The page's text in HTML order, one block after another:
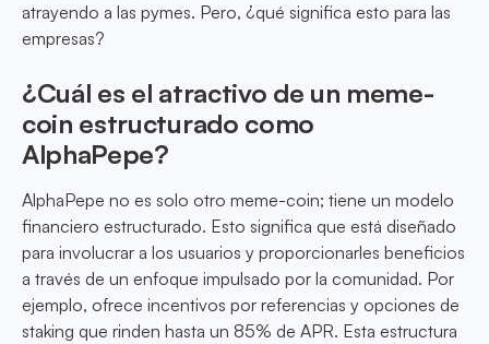
atrayendo a las pymes. Pero, ¿qué significa esto para las
empresas?
¿Cuál es el atractivo de un meme-
coin estructurado como
AlphaPepe?
AlphaPepe no es solo otro meme-coin; tiene un modelo
financiero estructurado. Esto significa que está diseñado
para involucrar a los usuarios y proporcionarles beneficios
a través de un enfoque impulsado por la comunidad. Por
ejemplo, ofrece incentivos por referencias y opciones de
staking que rinden hasta un 85% de APR. Esta estructura